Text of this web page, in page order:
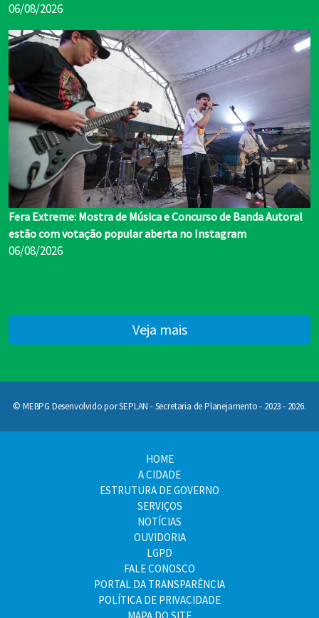
06/08/2026
Fera Extreme: Mostra de Música e Concurso de Banda Autoral
estão com votação popular aberta no Instagram
06/08/2026
Veja mais
© MEBPG Desenvolvido por SEPLAN - Secretaria de Planejamento - 2023 - 2026.
HOME
A CIDADE
ESTRUTURA DE GOVERNO
SERVIÇOS
NOTÍCIAS
OUVIDORIA
LGPD
FALE CONOSCO
PORTAL DA TRANSPARÊNCIA
POLÍTICA DE PRIVACIDADE
MAPA DO SITE